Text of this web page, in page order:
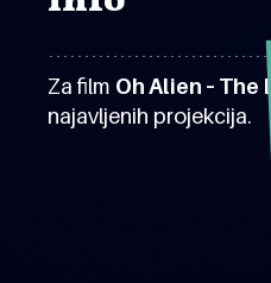
Za film Oh Alien – The
najavljenih projekcija.